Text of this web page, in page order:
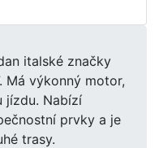
italské značky
Má výkonný motor,
jízdu. Nabízí
prvky a je
trasy.